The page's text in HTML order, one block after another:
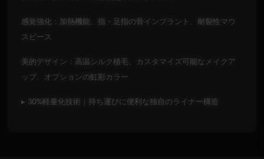
感覚強化：加熱機能、指・足指の骨インプラント、耐裂性マウ
スピース
美的デザイン：高温シルク植毛、カスタマイズ可能なメイクア
ップ、オプションの虹彩カラー
▸ 30%軽量化技術｜持ち運びに便利な独自のライナー構造